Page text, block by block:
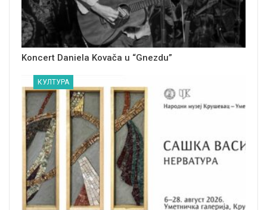
Koncert Daniela Kovača u “Gnezdu”
КУЛТУРА